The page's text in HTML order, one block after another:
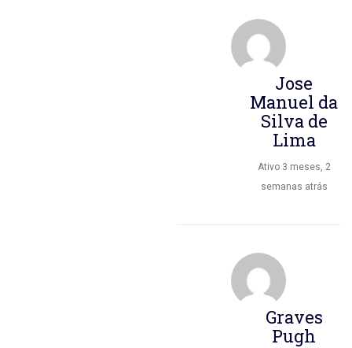
Jose
Manuel da
Silva de
Lima
Ativo 3 meses, 2
semanas atrás
Graves
Pugh